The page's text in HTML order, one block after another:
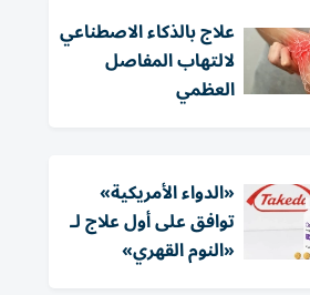
علاج بالذكاء الاصطناعي
لالتهاب المفاصل
العظمي
«الدواء الأمريكية»
توافق على أول علاج لـ
«النوم القهري»